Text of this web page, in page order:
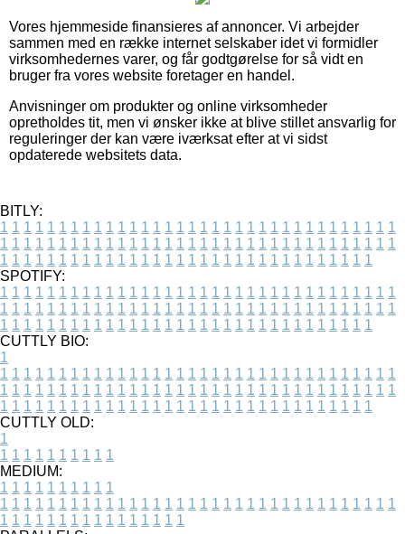
Vores hjemmeside finansieres af annoncer. Vi arbejder
sammen med en række internet selskaber idet vi formidler
virksomhedernes varer, og får godtgørelse for så vidt en
bruger fra vores website foretager en handel.
Anvisninger om produkter og online virksomheder
opretholdes tit, men vi ønsker ikke at blive stillet ansvarlig for
reguleringer der kan være iværksat efter at vi sidst
opdaterede websitets data.
BITLY:
1 1 1 1 1 1 1 1 1 1 1 1 1 1 1 1 1 1 1 1 1 1 1 1 1 1 1 1 1 1 1 1 1 1
1 1 1 1 1 1 1 1 1 1 1 1 1 1 1 1 1 1 1 1 1 1 1 1 1 1 1 1 1 1 1 1 1 1
1 1 1 1 1 1 1 1 1 1 1 1 1 1 1 1 1 1 1 1 1 1 1 1 1 1 1 1 1 1 1 1
SPOTIFY:
1 1 1 1 1 1 1 1 1 1 1 1 1 1 1 1 1 1 1 1 1 1 1 1 1 1 1 1 1 1 1 1 1 1
1 1 1 1 1 1 1 1 1 1 1 1 1 1 1 1 1 1 1 1 1 1 1 1 1 1 1 1 1 1 1 1 1 1
1 1 1 1 1 1 1 1 1 1 1 1 1 1 1 1 1 1 1 1 1 1 1 1 1 1 1 1 1 1 1 1
CUTTLY BIO:
1
1 1 1 1 1 1 1 1 1 1 1 1 1 1 1 1 1 1 1 1 1 1 1 1 1 1 1 1 1 1 1 1 1 1
1 1 1 1 1 1 1 1 1 1 1 1 1 1 1 1 1 1 1 1 1 1 1 1 1 1 1 1 1 1 1 1 1 1
1 1 1 1 1 1 1 1 1 1 1 1 1 1 1 1 1 1 1 1 1 1 1 1 1 1 1 1 1 1 1 1
CUTTLY OLD:
1
1 1 1 1 1 1 1 1 1 1
MEDIUM:
1 1 1 1 1 1 1 1 1 1
1 1 1 1 1 1 1 1 1 1 1 1 1 1 1 1 1 1 1 1 1 1 1 1 1 1 1 1 1 1 1 1 1 1
1 1 1 1 1 1 1 1 1 1 1 1 1 1 1 1